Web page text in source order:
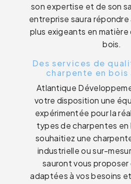
son expertise et de son
entreprise saura répondre
plus exigeants en
bois.
Des services de
charpente en bois
Atlantique
votre disposition une
expérimentée pour la
types de charpentes en
souhaitiez une
industrielle ou sur-
sauront vous
adaptées à vos besoins